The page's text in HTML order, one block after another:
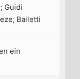
Guidi
Bailetti
ein